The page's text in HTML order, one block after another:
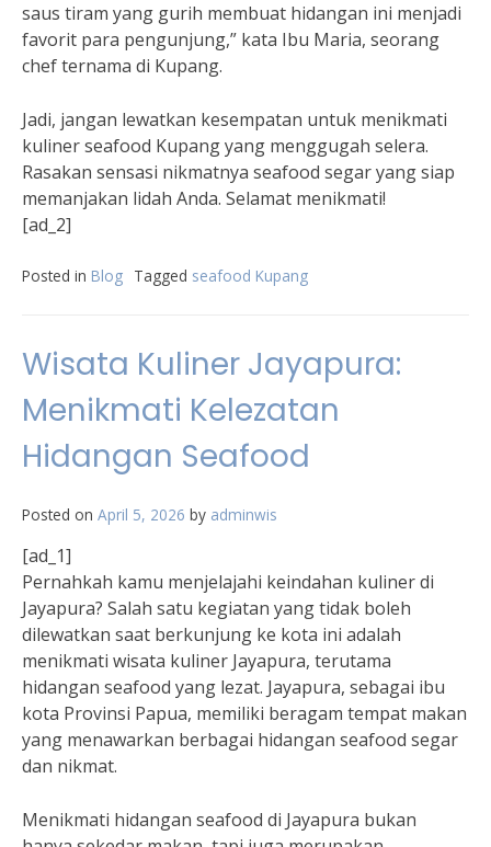
saus tiram yang gurih membuat hidangan ini menjadi
favorit para pengunjung,” kata Ibu Maria, seorang
chef ternama di Kupang.
Jadi, jangan lewatkan kesempatan untuk menikmati
kuliner seafood Kupang yang menggugah selera.
Rasakan sensasi nikmatnya seafood segar yang siap
memanjakan lidah Anda. Selamat menikmati!
[ad_2]
Posted in Blog Tagged seafood Kupang
Wisata Kuliner Jayapura:
Menikmati Kelezatan
Hidangan Seafood
Posted on April 5, 2026 by adminwis
[ad_1]
Pernahkah kamu menjelajahi keindahan kuliner di
Jayapura? Salah satu kegiatan yang tidak boleh
dilewatkan saat berkunjung ke kota ini adalah
menikmati wisata kuliner Jayapura, terutama
hidangan seafood yang lezat. Jayapura, sebagai ibu
kota Provinsi Papua, memiliki beragam tempat makan
yang menawarkan berbagai hidangan seafood segar
dan nikmat.
Menikmati hidangan seafood di Jayapura bukan